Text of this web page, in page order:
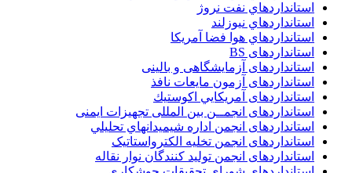
استانداردهاي نفت نروژ
استانداردهاي نيوزلند
استانداردهاي هوا فضا آمريکا
استانداردهای BS
استانداردهای آزمایشگاهی و بالینی
استانداردهای آزمون مایعات نافذ
استانداردهای آمريكايي اكوستيك
استانداردهای انجمــن بين المللى تجهيزات ايمنى
استانداردهای انجمن اداره شيميدانهاي تحليلي
استانداردهای انجمن تخليه الکترواستاتيک
استانداردهای انجمن توليد کنندگان نوار نقاله